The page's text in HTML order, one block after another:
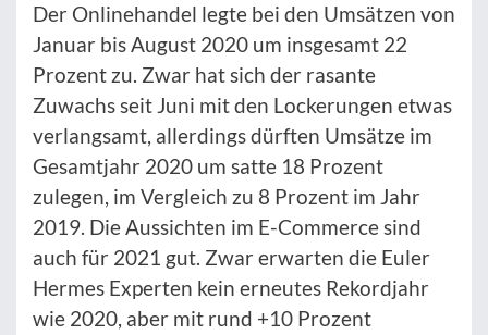
Der Onlinehandel legte bei den Umsätzen von
Januar bis August 2020 um insgesamt 22
Prozent zu. Zwar hat sich der rasante
Zuwachs seit Juni mit den Lockerungen etwas
verlangsamt, allerdings dürften Umsätze im
Gesamtjahr 2020 um satte 18 Prozent
zulegen, im Vergleich zu 8 Prozent im Jahr
2019. Die Aussichten im E-Commerce sind
auch für 2021 gut. Zwar erwarten die Euler
Hermes Experten kein erneutes Rekordjahr
wie 2020, aber mit rund +10 Prozent